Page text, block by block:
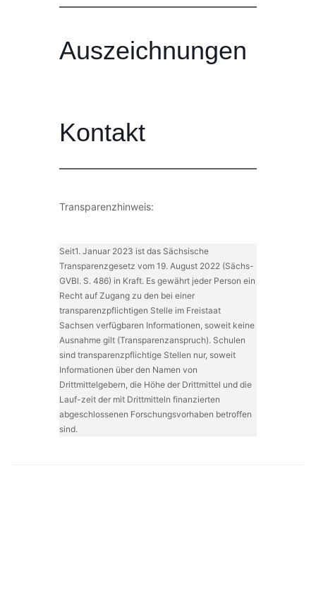
Auszeichnungen
Kontakt
Transparenzhinweis:
Seit1. Januar 2023 ist das Sächsische
Transparenzgesetz vom 19. August 2022 (Sächs-
GVBl. S. 486) in Kraft. Es gewährt jeder Person ein
Recht auf Zugang zu den bei einer
transparenzpflichtigen Stelle im Freistaat
Sachsen verfügbaren Informationen, soweit keine
Ausnahme gilt (Transparenzanspruch). Schulen
sind transparenzpflichtige Stellen nur, soweit
Informationen über den Namen von
Drittmittelgebern, die Höhe der Drittmittel und die
Lauf-zeit der mit Drittmitteln finanzierten
abgeschlossenen Forschungsvorhaben betroffen
sind.